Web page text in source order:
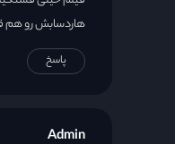
هاردسابش رو هم
پاسخ
Admin